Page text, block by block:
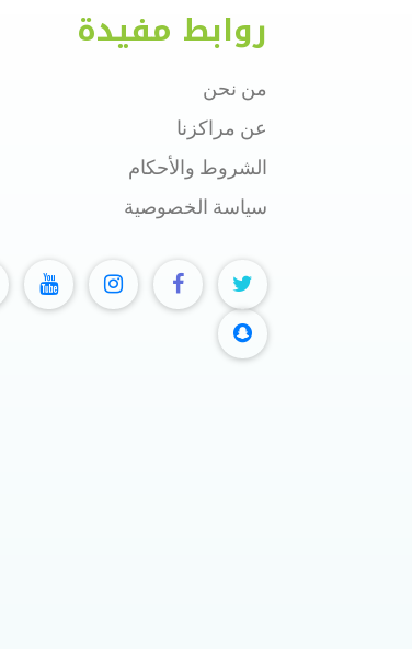
روابط مفيدة
من نحن
عن مراكزنا
الشروط والأحكام
سياسة الخصوصية